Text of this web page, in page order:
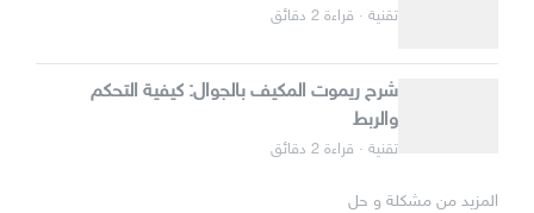
تقنية · قراءة 2 دقائق
شرح ريموت المكيف بالجوال: كيفية التحكم
والربط
تقنية · قراءة 2 دقائق
المزيد من مشكلة و حل